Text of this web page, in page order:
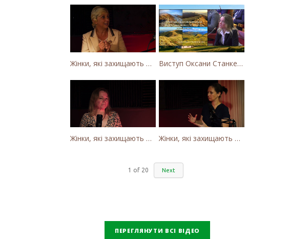
Жінки, які захищають Карпати. Як громада села Калини захищає річку Тересву від забудови МГЕС Виступ Оксани Станкевич-Волосянчук про будівництво вітропарків у Закарпатській області
Жінки, які захищають Карпати. Оксана Станкевич Волосянчук про вітряки на високогір'ї Карпат Жінки, які захищають Карпати. Наталія Вишневська про вітряки в Закарпатті та участь громадськості
1 of 20 Next
ПЕРЕГЛЯНУТИ ВСІ ВІДЕО